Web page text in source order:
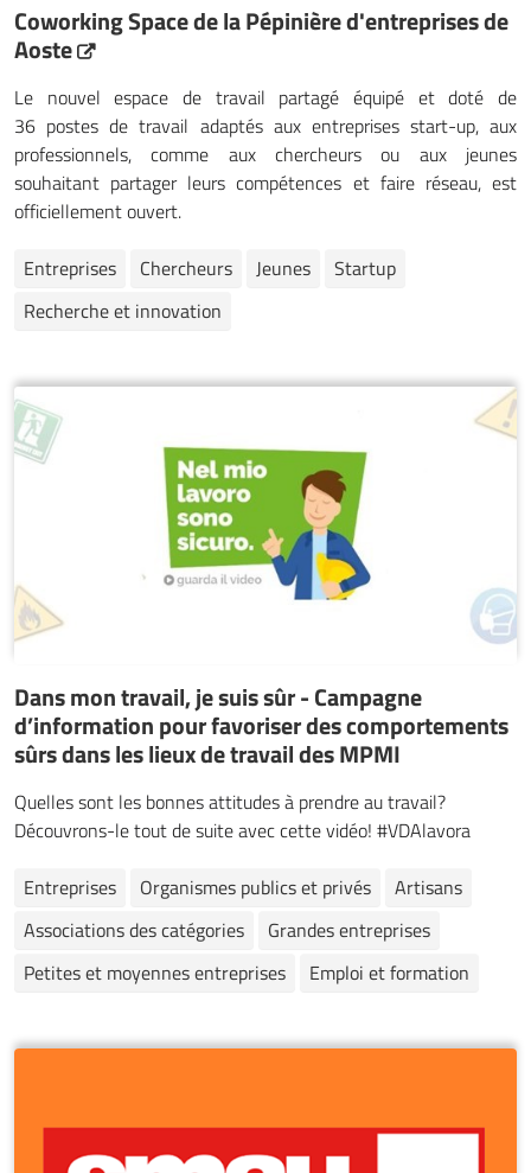
Coworking Space de la Pépinière d'entreprises de
Aoste
Le nouvel espace de travail partagé équipé et doté de
36 postes de travail adaptés aux entreprises start-up, aux
professionnels, comme aux chercheurs ou aux jeunes
souhaitant partager leurs compétences et faire réseau, est
officiellement ouvert.
Entreprises
Chercheurs Jeunes
Startup
Recherche et innovation
Dans mon travail, je suis sûr - Campagne
d’information pour favoriser des comportements
sûrs dans les lieux de travail des MPMI
Quelles sont les bonnes attitudes à prendre au travail?
Découvrons-le tout de suite avec cette vidéo! #VDAlavora
Entreprises
Organismes publics et privés
Artisans
Associations des catégories
Grandes entreprises
Petites et moyennes entreprises
Emploi et formation